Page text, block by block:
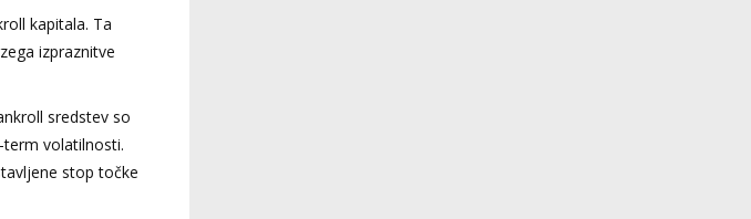
kapitala. Ta
izpraznitve
sredstev so
volatilnosti.
stop točke